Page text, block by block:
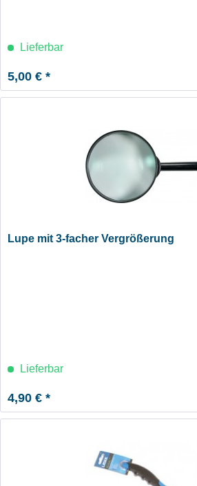
Lieferbar
5,00 € *
Lupe mit 3-facher Vergrößerung
Lieferbar
4,90 € *